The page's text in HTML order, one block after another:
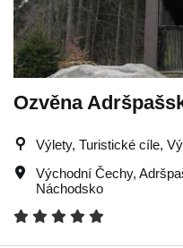
Ozvěna
Výlety, Turistické cíle,
Východní Čechy,
Náchodsko